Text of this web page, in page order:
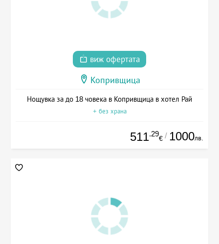
виж офертата
Копривщица
Нощувка за до 18 човека в Копривщица в хотел Рай
+ без храна
511.29
€ / 1000лв.